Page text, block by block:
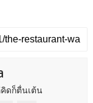
ดก็ตื่นเต้น